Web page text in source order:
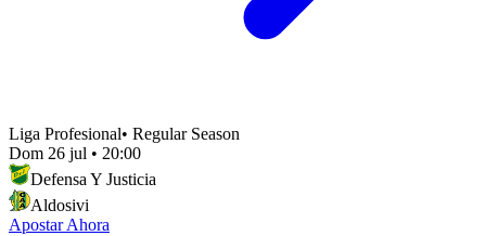
Liga Profesional• Regular Season
Dom 26 jul • 20:00
Defensa Y Justicia
Aldosivi
Apostar Ahora